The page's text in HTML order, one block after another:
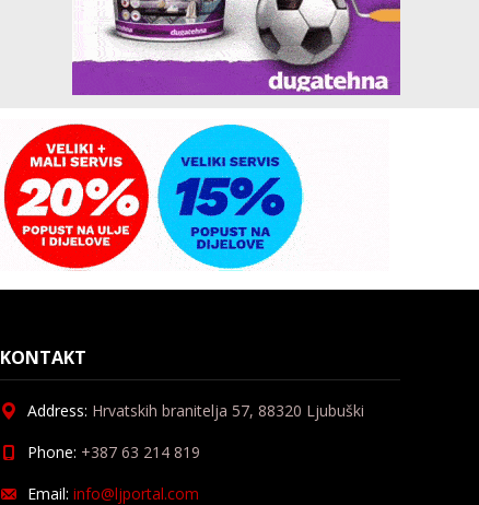
KONTAKT
Address: Hrvatskih branitelja 57, 88320 Ljubuški
Phone: +387 63 214 819
Email: info@ljportal.com